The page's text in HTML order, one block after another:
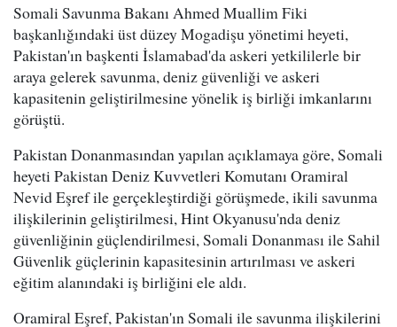
Somali Savunma Bakanı Ahmed Muallim Fiki
başkanlığındaki üst düzey Mogadişu yönetimi heyeti,
Pakistan'ın başkenti İslamabad'da askeri yetkililerle bir
araya gelerek savunma, deniz güvenliği ve askeri
kapasitenin geliştirilmesine yönelik iş birliği imkanlarını
görüştü.
Pakistan Donanmasından yapılan açıklamaya göre, Somali
heyeti Pakistan Deniz Kuvvetleri Komutanı Oramiral
Nevid Eşref ile gerçekleştirdiği görüşmede, ikili savunma
ilişkilerinin geliştirilmesi, Hint Okyanusu'nda deniz
güvenliğinin güçlendirilmesi, Somali Donanması ile Sahil
Güvenlik güçlerinin kapasitesinin artırılması ve askeri
eğitim alanındaki iş birliğini ele aldı.
Oramiral Eşref, Pakistan'ın Somali ile savunma ilişkilerini